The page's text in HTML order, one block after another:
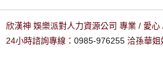
欣漢神 娛樂派對人力資源公司 專業 / 愛
24小時諮詢專線： 0985-976255 洽孫華姐